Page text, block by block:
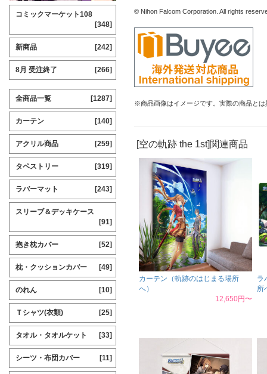
© Nihon Falcom Corporation. All rights
※商品画像はイメージです。実際の商品と
[空の軌跡 the 1st]関連商品
カーテン（軌跡のはじまる場所
へ）
12,650円〜
ラ
所
コミックマーケット108
[348]
新商品 [242]
8月 受注終了 [266]
全商品一覧 [1287]
カーテン [140]
アクリル商品 [259]
タペストリー [319]
ラバーマット [243]
スリーブ＆デッキケース
[91]
抱き枕カバー [52]
枕・クッションカバー [49]
のれん [10]
Ｔシャツ(衣類) [25]
タオル・タオルケット [33]
シーツ・布団カバー [11]